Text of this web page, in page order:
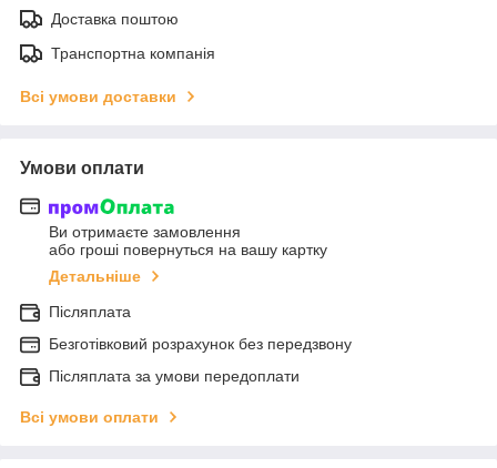
Доставка поштою
Транспортна компанія
Всі умови доставки
Умови оплати
Ви отримаєте замовлення
або гроші повернуться на вашу картку
Детальніше
Післяплата
Безготівковий розрахунок без передзвону
Післяплата за умови передоплати
Всі умови оплати